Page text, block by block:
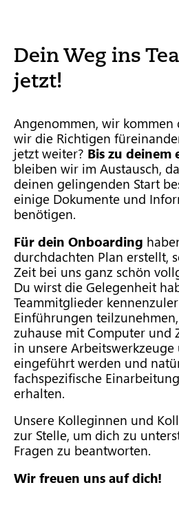
Dein Weg ins
jetzt!
Angenommen, wir kommen
wir die Richtigen
jetzt weiter? Bis zu deinem
bleiben wir im Austausch,
deinen gelingenden Start
einige Dokumente und
benötigen.
Für dein Onboarding
durchdachten Plan erstellt,
Zeit bei uns ganz schön
Du wirst die Gelegenheit
Teammitglieder
Einführungen
zuhause mit Computer und
in unsere
eingeführt werden und
fachspezifische
erhalten.
Unsere Kolleginnen und
zur Stelle, um dich zu
Fragen zu beantworten.
Wir freuen uns auf dich!